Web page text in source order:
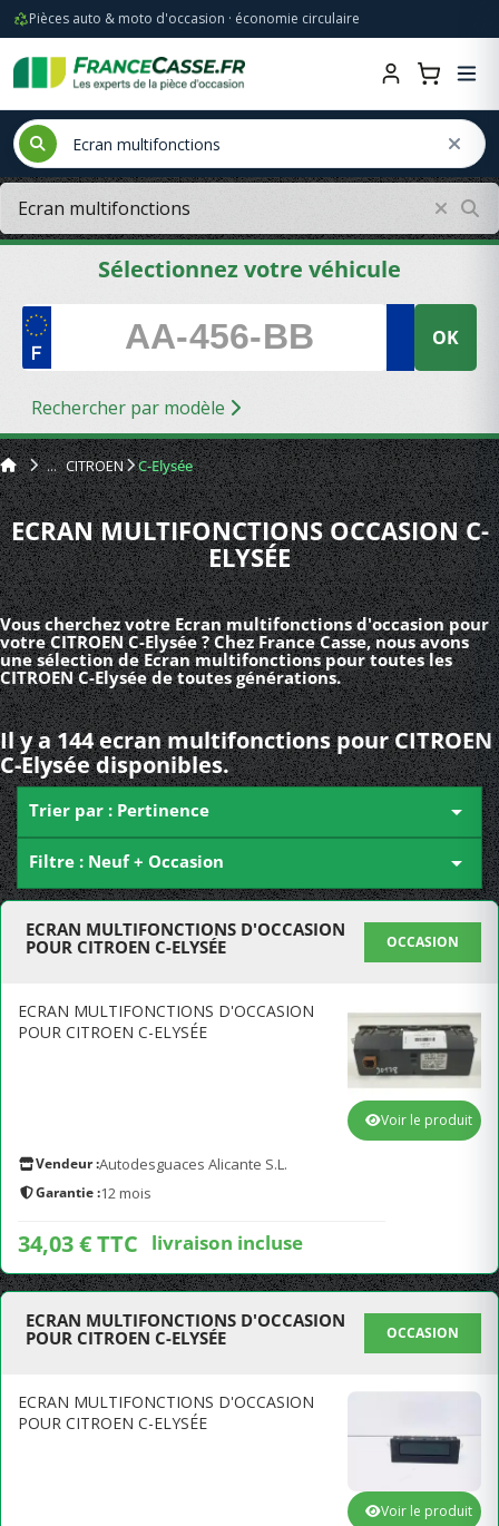
Pièces auto & moto d'occasion · économie circulaire
Sélectionnez votre véhicule
OK
Rechercher par modèle
CITROEN C-Elysée
ECRAN MULTIFONCTIONS OCCASION C-
ELYSÉE
Vous cherchez votre Ecran multifonctions d'occasion pour
votre CITROEN C-Elysée ? Chez France Casse, nous avons
une sélection de Ecran multifonctions pour toutes les
CITROEN C-Elysée de toutes générations.
Il y a 144 ecran multifonctions pour CITROEN
C-Elysée disponibles.
Trier par : Pertinence 
Filtre : Neuf + Occasion 
ECRAN MULTIFONCTIONS D'OCCASION
POUR CITROEN C-ELYSÉE
OCCASION
ECRAN MULTIFONCTIONS D'OCCASION
POUR CITROEN C-ELYSÉE
Vendeur :Autodesguaces Alicante S.L.
Garantie :12 mois
34,03 € TTC livraison incluse
Voir le produit
ECRAN MULTIFONCTIONS D'OCCASION
POUR CITROEN C-ELYSÉE
OCCASION
ECRAN MULTIFONCTIONS D'OCCASION
POUR CITROEN C-ELYSÉE
Voir le produit